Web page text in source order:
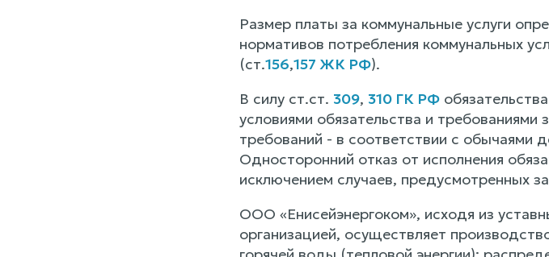
Размер платы за коммунальные услуги
нормативов потребления коммунальных
(ст.156,157 ЖК РФ).
В силу ст.ст. 309, 310 ГК РФ
условиями обязательства и требованиями
требований - в соответствии с обычаями
Односторонний отказ от исполнения
исключением случаев, предусмотренных
ООО «Енисейэнергоком», исходя из
организацией, осуществляет